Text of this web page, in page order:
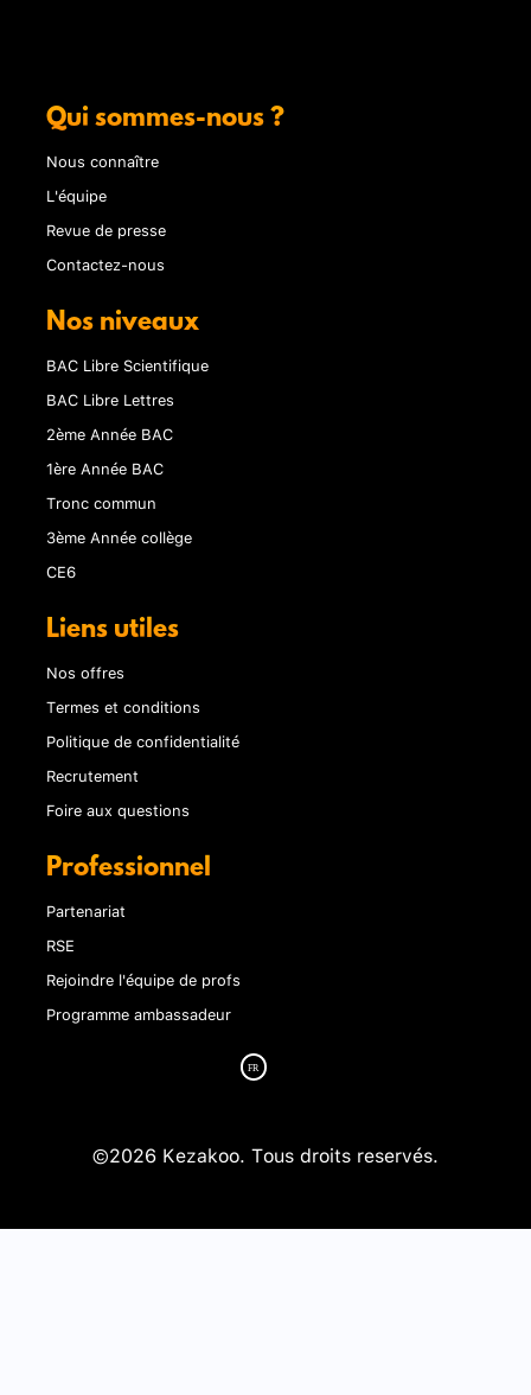
Qui sommes-nous ?
Nous connaître
L'équipe
Revue de presse
Contactez-nous
Nos niveaux
BAC Libre Scientifique
BAC Libre Lettres
2ème Année BAC
1ère Année BAC
Tronc commun
3ème Année collège
CE6
Liens utiles
Nos offres
Termes et conditions
Politique de confidentialité
Recrutement
Foire aux questions
Professionnel
Partenariat
RSE
Rejoindre l'équipe de profs
Programme ambassadeur
©2026 Kezakoo. Tous droits reservés.